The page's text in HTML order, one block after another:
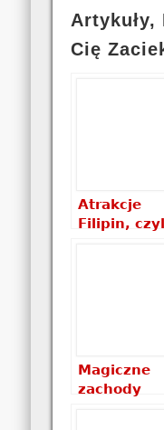
Cię
Atrakcje
Filipin,
Magiczne
zachody